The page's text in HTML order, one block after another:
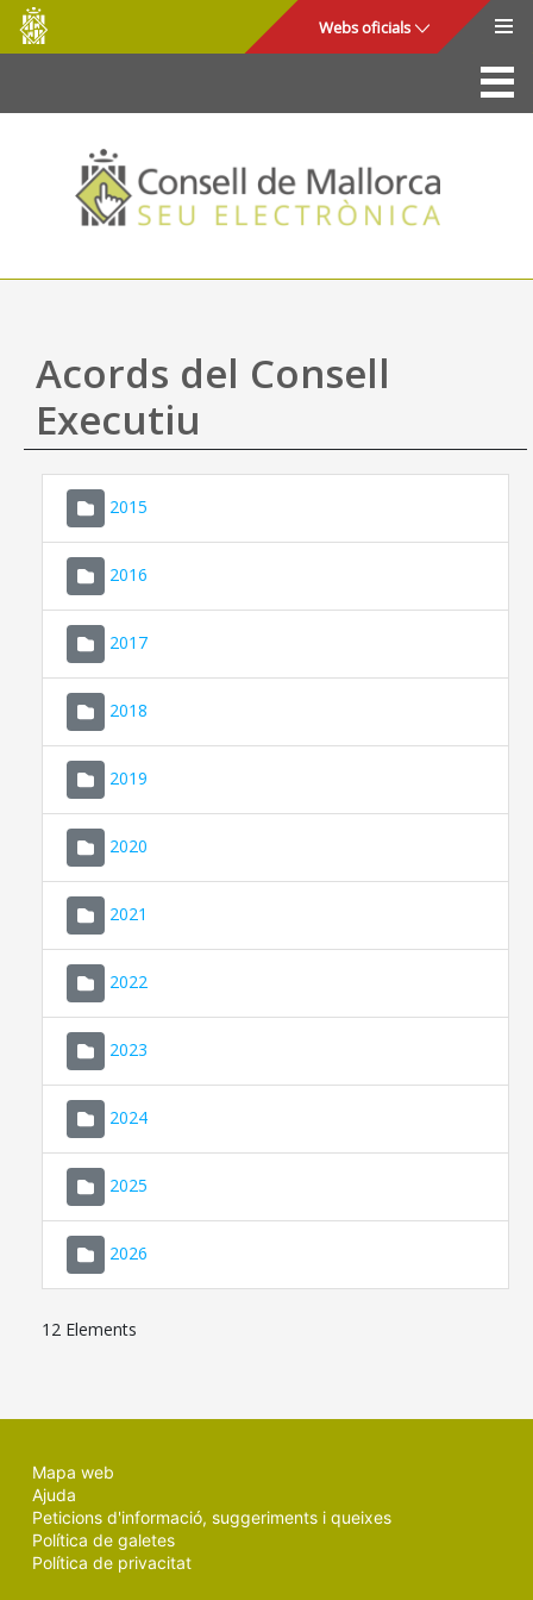
Salta al contingut principal
Consell
de
Mallorca
Webs oficials
La Seu
Consell de Mallorca
Accés i seguretat
Utilitats
Ajuda
Acords del Consell
Executiu
2015
2016
2017
2018
2019
2020
2021
2022
2023
2024
2025
2026
12 Elements
Mapa web
Ajuda
Peticions d'informació, suggeriments i queixes
Política de galetes
Política de privacitat